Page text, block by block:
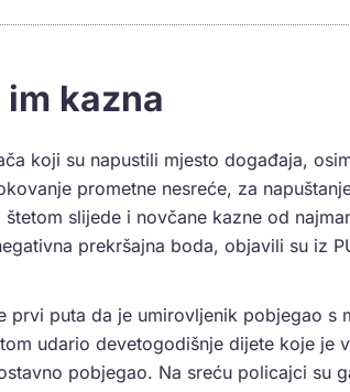
kazna
koji su napustili mjesto događaja,
prometne nesreće, za
štetom slijede i novčane kazne od
prekršajna boda, objavili su iz
prvi puta da je umirovljenik pobjegao s
udario devetogodišnje dijete koje je
pobjegao. Na sreću policajci su